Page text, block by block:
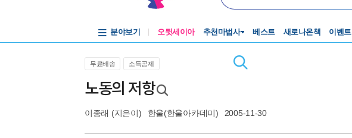
분야보기 오뒷세이아 추천마법사 베스트 새로나온책 이벤트
무료배송
소득공제
노동의 저항
이종래 (지은이) 한울(한울아카데미) 2005-11-30